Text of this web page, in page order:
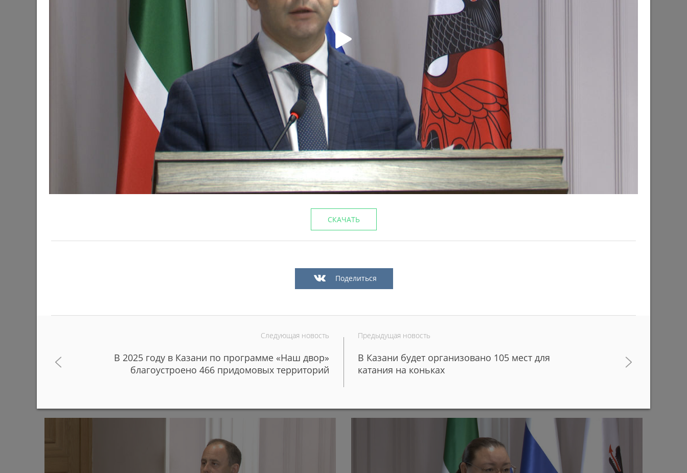
Готовность первой очереди третьего этапа благоустройства
набережной озера Нижний Кабан достигла 65%
Этим летом в парке им.Горького пройдут фестивали этнической
29/06/2026
В Казанском зооботсаде за полгода родились более 50 редких
Более 100 молодых поваров с начала учебного года придут работать в
школы и детские сады Казани
СКАЧАТЬ
Поделиться
Следующая новость
В 2025 году в Казани по программе «Наш двор»
благоустроено 466 придомовых территорий
Предыдущая новость
В Казани будет организовано 105 мест для
катания на коньках